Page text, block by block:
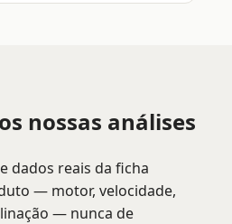
nossas análises
dados reais da ficha
— motor, velocidade,
— nunca de